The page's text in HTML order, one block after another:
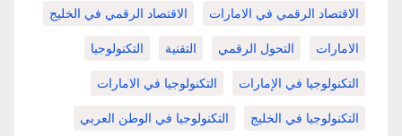
الاقتصاد الرقمي في الامارات الاقتصاد الرقمي في الخليج
الامارات التحول الرقمي التقنية التكنولوجيا
التكنولوجيا في الإمارات التكنولوجيا في الامارات
التكنولوجيا في الخليج التكنولوجيا في الوطن العربي